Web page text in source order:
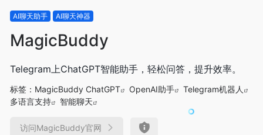
AI聊天助手 AI聊天神器
MagicBuddy
Telegram上ChatGPT智能助手，轻松问答，提升效率。
标签： MagicBuddy ChatGPT OpenAI助手
Telegram机器人
多语言支持
智能聊天
访问MagicBuddy官网